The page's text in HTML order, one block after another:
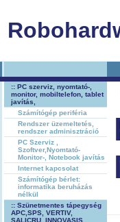
:: PC szerviz, nyomtató-,
monitor, mobiltelefon, tablet
javítás,
Számítógép periféria
Rendszer üzemeltetés,
rendszer adminisztráció
PC Szerviz ,
Szoftver,Nyomtató-
Monitor-, Notebook javítás
Internet kapcsolat
Számítógép bérlet:
informatika beruházás
nélkül
:: Szünetmentes tápegység
APC,SPS, VERTIV,
SALICRU, INNOVASIS